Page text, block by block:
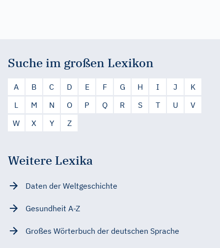
Suche im großen Lexikon
A B C D E F G H I J
K
L
M N O P Q R S T U
V
W
X Y Z
Weitere Lexika
Daten der Weltgeschichte
Gesundheit A-Z
Großes Wörterbuch der deutschen Sprache